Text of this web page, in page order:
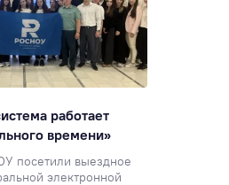
работает
времени»
посетили выездное
электронной